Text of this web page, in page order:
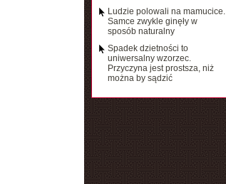
Ludzie polowali na mamucice.
Samce zwykle ginęły w
sposób naturalny
Spadek dzietności to
uniwersalny wzorzec.
Przyczyna jest prostsza, niż
można by sądzić